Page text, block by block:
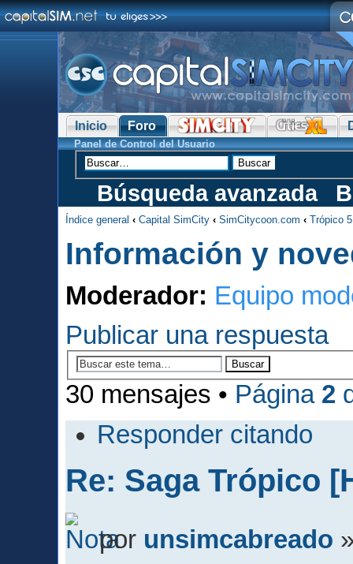
Inicio Foro
Panel de Control del Usuario
Búsqueda avanzada
Índice general ‹ Capital SimCity ‹ SimCitycoon.com ‹ Trópico 5
Información y
Moderador: Equipo
Publicar una respuesta
30 mensajes • Página 2
Responder citando
Re: Saga Trópico
por unsimcabreado